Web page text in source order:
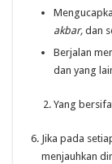
akbar, dan
Berjalan
dan yang
Yang
Jika pada
menjauhkan